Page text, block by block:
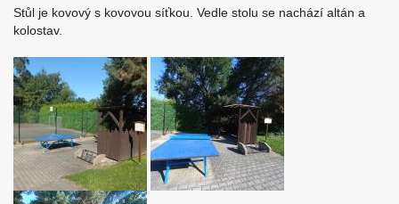
Stůl je kovový s kovovou síťkou. Vedle stolu se nachází altán a
kolostav.